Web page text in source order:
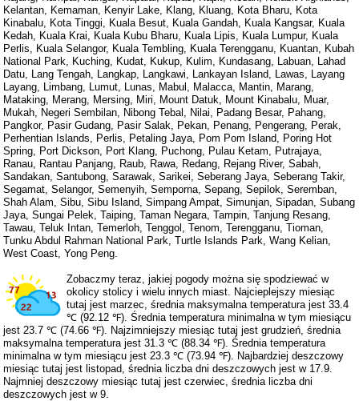
Kelantan, Kemaman, Kenyir Lake, Klang, Kluang, Kota Bharu, Kota
Kinabalu, Kota Tinggi, Kuala Besut, Kuala Gandah, Kuala Kangsar, Kuala
Kedah, Kuala Krai, Kuala Kubu Bharu, Kuala Lipis, Kuala Lumpur, Kuala
Perlis, Kuala Selangor, Kuala Tembling, Kuala Terengganu, Kuantan, Kubah
National Park, Kuching, Kudat, Kukup, Kulim, Kundasang, Labuan, Lahad
Datu, Lang Tengah, Langkap, Langkawi, Lankayan Island, Lawas, Layang
Layang, Limbang, Lumut, Lunas, Mabul, Malacca, Mantin, Marang,
Mataking, Merang, Mersing, Miri, Mount Datuk, Mount Kinabalu, Muar,
Mukah, Negeri Sembilan, Nibong Tebal, Nilai, Padang Besar, Pahang,
Pangkor, Pasir Gudang, Pasir Salak, Pekan, Penang, Pengerang, Perak,
Perhentian Islands, Perlis, Petaling Jaya, Pom Pom Island, Poring Hot
Spring, Port Dickson, Port Klang, Puchong, Pulau Ketam, Putrajaya,
Ranau, Rantau Panjang, Raub, Rawa, Redang, Rejang River, Sabah,
Sandakan, Santubong, Sarawak, Sarikei, Seberang Jaya, Seberang Takir,
Segamat, Selangor, Semenyih, Semporna, Sepang, Sepilok, Seremban,
Shah Alam, Sibu, Sibu Island, Simpang Ampat, Simunjan, Sipadan, Subang
Jaya, Sungai Pelek, Taiping, Taman Negara, Tampin, Tanjung Resang,
Tawau, Teluk Intan, Temerloh, Tenggol, Tenom, Terengganu, Tioman,
Tunku Abdul Rahman National Park, Turtle Islands Park, Wang Kelian,
West Coast, Yong Peng.
Zobaczmy teraz, jakiej pogody można się spodziewać w
okolicy stolicy i wielu innych miast. Najcieplejszy miesiąc
tutaj jest marzec, średnia maksymalna temperatura jest 33.4
℃ (92.12 ℉). Średnia temperatura minimalna w tym miesiącu
jest 23.7 ℃ (74.66 ℉). Najzimniejszy miesiąc tutaj jest grudzień, średnia
maksymalna temperatura jest 31.3 ℃ (88.34 ℉). Średnia temperatura
minimalna w tym miesiącu jest 23.3 ℃ (73.94 ℉). Najbardziej deszczowy
miesiąc tutaj jest listopad, średnia liczba dni deszczowych jest w 17.9.
Najmniej deszczowy miesiąc tutaj jest czerwiec, średnia liczba dni
deszczowych jest w 9.